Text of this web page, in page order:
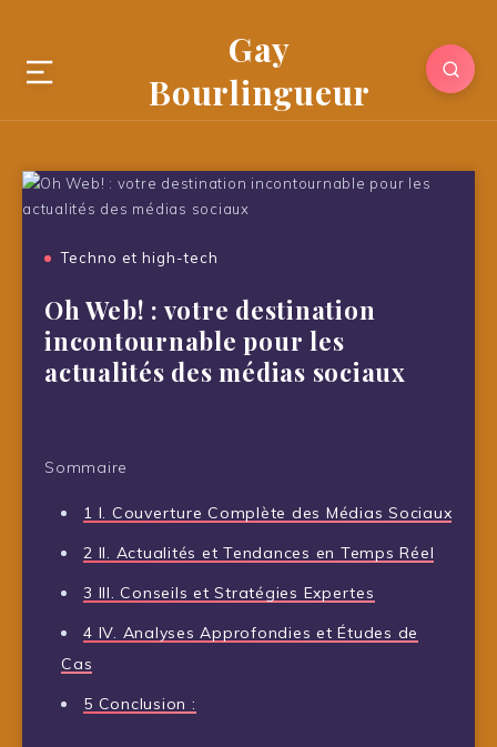
Gay
Bourlingueur
Techno et high-tech
Oh Web! : votre destination
incontournable pour les
actualités des médias sociaux
Sommaire
1 I. Couverture Complète des Médias Sociaux
2 II. Actualités et Tendances en Temps Réel
3 III. Conseils et Stratégies Expertes
4 IV. Analyses Approfondies et Études de
Cas
5 Conclusion :